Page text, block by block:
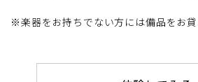
※楽器をお持ちでない方には備品をお貸